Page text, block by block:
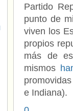
Partido
punto de
viven los
propios
más de
mismos
e Indiana).